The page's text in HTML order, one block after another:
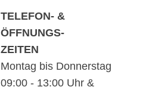
TELEFON- &
ÖFFNUNGS-
ZEITEN
Montag bis Donnerstag
09:00 - 13:00 Uhr &